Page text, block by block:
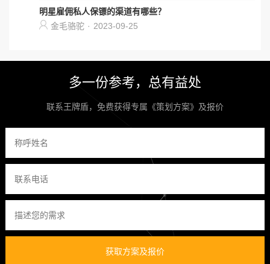
明星雇佣私人保镖的渠道有哪些？
金毛骆驼 · 2023-09-25
多一份参考，总有益处
联系王牌盾，免费获得专属《策划方案》及报价
获取方案及报价